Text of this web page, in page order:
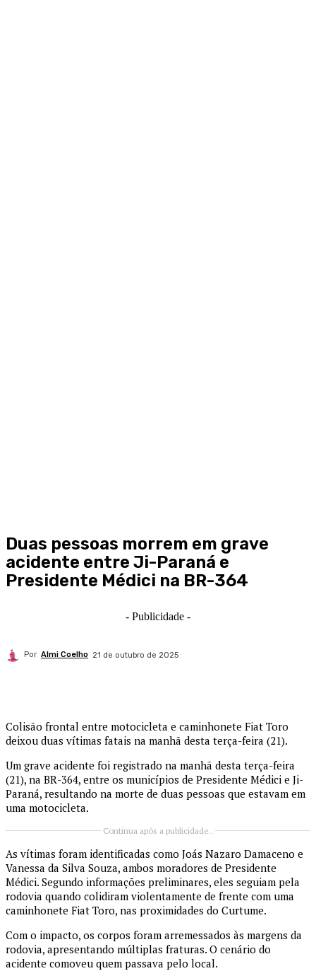
Duas pessoas morrem em grave
acidente entre Ji-Paraná e
Presidente Médici na BR-364
- Publicidade -
Por Almi Coelho 21 de outubro de 2025
Colisão frontal entre motocicleta e caminhonete Fiat Toro
deixou duas vítimas fatais na manhã desta terça-feira (21).
Um grave acidente foi registrado na manhã desta terça-feira
(21), na BR-364, entre os municípios de Presidente Médici e Ji-
Paraná, resultando na morte de duas pessoas que estavam em
uma motocicleta.
Continua após a publicidade..
As vítimas foram identificadas como Joás Nazaro Damaceno e
Vanessa da Silva Souza, ambos moradores de Presidente
Médici. Segundo informações preliminares, eles seguiam pela
rodovia quando colidiram violentamente de frente com uma
caminhonete Fiat Toro, nas proximidades do Curtume.
Com o impacto, os corpos foram arremessados às margens da
rodovia, apresentando múltiplas fraturas. O cenário do
acidente comoveu quem passava pelo local.